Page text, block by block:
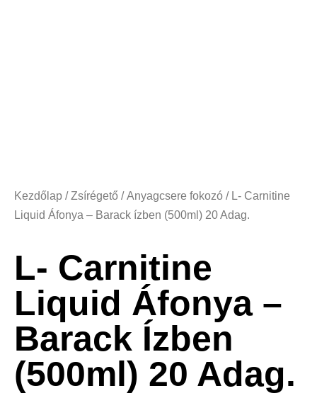
Kezdőlap /Zsírégető /Anyagcsere fokozó / L- Carnitine
Liquid Áfonya – Barack ízben (500ml) 20 Adag.
L- Carnitine
Liquid Áfonya –
Barack Ízben
(500ml) 20 Adag.